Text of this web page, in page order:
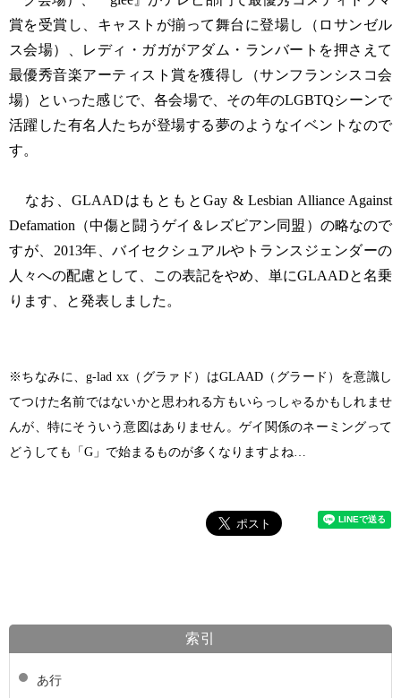
賞を受賞し、キャストが揃って舞台に登場し（ロサンゼル
ス会場）、レディ・ガガがアダム・ランバートを押さえて
最優秀音楽アーティスト賞を獲得し（サンフランシスコ会
場）といった感じで、各会場で、その年のLGBTQシーンで
活躍した有名人たちが登場する夢のようなイベントなので
す。
なお、GLAADはもともとGay & Lesbian Alliance Against
Defamation（中傷と闘うゲイ＆レズビアン同盟）の略なので
すが、2013年、バイセクシュアルやトランスジェンダーの
人々への配慮として、この表記をやめ、単にGLAADと名乗
ります、と発表しました。
※ちなみに、g-lad xx（グラァド）はGLAAD（グラード）を意識し
てつけた名前ではないかと思われる方もいらっしゃるかもしれませ
んが、特にそういう意図はありません。ゲイ関係のネーミングって
どうしても「G」で始まるものが多くなりますよね…
索引
あ行